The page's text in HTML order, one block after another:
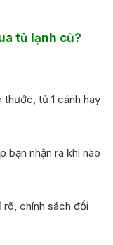
tủ lạnh cũ?
thước, tủ 1 cánh hay
bạn nhận ra khi nào
chính sách đổi